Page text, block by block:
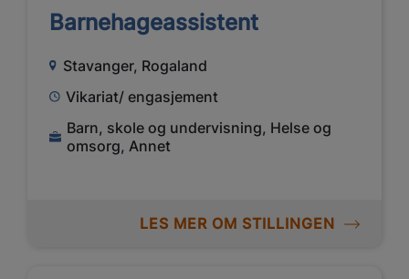
Barnehageassistent
Stavanger, Rogaland
Vikariat/ engasjement
Barn, skole og undervisning, Helse og
omsorg, Annet
LES MER OM STILLINGEN